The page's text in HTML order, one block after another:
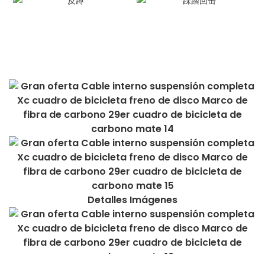
Detalles Imágenes